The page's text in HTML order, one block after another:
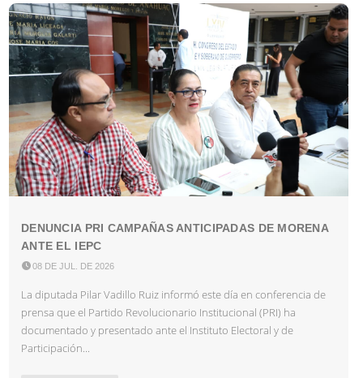
DENUNCIA PRI CAMPAÑAS ANTICIPADAS DE MORENA
ANTE EL IEPC
08 DE JUL. DE 2026
La diputada Pilar Vadillo Ruiz informó este día en conferencia de
prensa que el Partido Revolucionario Institucional (PRI) ha
documentado y presentado ante el Instituto Electoral y de
Participación...